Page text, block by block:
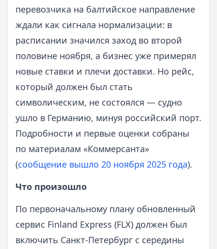
перевозчика на балтийское направление
ждали как сигнала нормализации: в
расписании значился заход во второй
половине ноября, а бизнес уже примерял
новые ставки и плечи доставки. Но рейс,
который должен был стать
символическим, не состоялся — судно
ушло в Германию, минуя российский порт.
Подробности и первые оценки собраны
по материалам «Коммерсанта»
(сообщение вышло 20 ноября 2025 года).
Что произошло
По первоначальному плану обновленный
сервис Finland Express (FLX) должен был
включить Санкт‑Петербург с середины